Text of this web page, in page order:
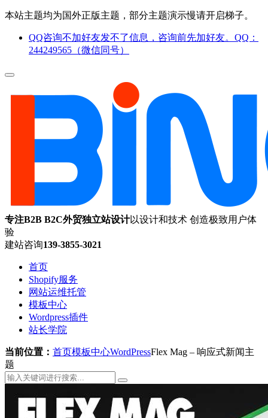
本站主题均为国外正版主题，部分主题演示慢请开启梯子。
QQ咨询不加好友发不了信息，咨询前先加好友。QQ：
244249565（微信同号）
专注B2B B2C外贸独立站设计以设计和技术 创造极致用户体
验
建站咨询139-3855-3021
首页
Shopify服务
网站运维托管
模板中心
Wordpress插件
站长学院
当前位置： 首页模板中心WordPressFlex Mag – 响应式新闻主
题